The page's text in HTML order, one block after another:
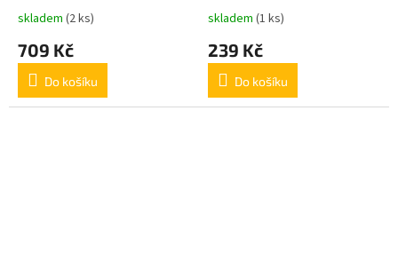
skladem (2 ks)
709 Kč
Do košíku
skladem (1 ks)
239 Kč
Do košíku